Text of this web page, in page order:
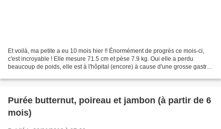
Et voilà, ma petite a eu 10 mois hier !! Énormément de progrès ce mois-ci,
c'est incroyable ! Elle mesure 71.5 cm et pèse 7.9 kg. Oui elle a perdu
beaucoup de poids, elle est à l'hôpital (encore) à cause d'une grosse gastro.
Purée butternut, poireau et jambon (à partir de 6
mois)